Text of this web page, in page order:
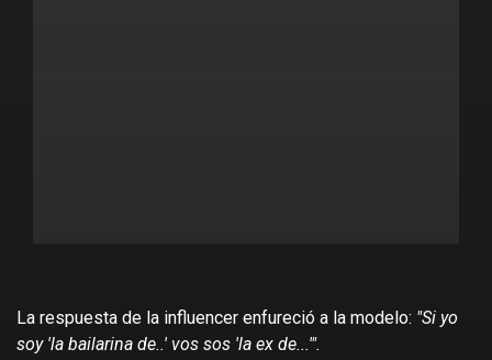
La respuesta de la influencer enfureció a la modelo: "Si yo
soy 'la bailarina de..' vos sos 'la ex de...'".